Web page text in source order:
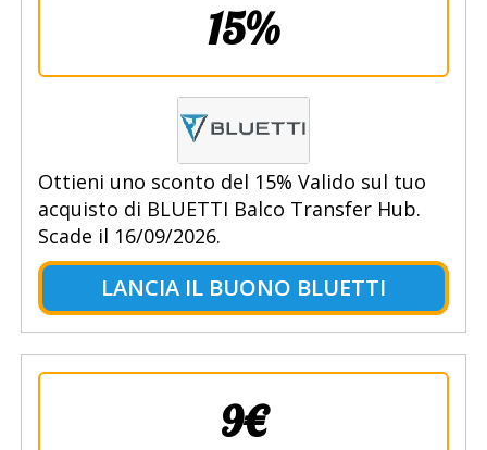
15%
Ottieni uno sconto del 15% Valido sul tuo
acquisto di BLUETTI Balco Transfer Hub.
Scade il 16/09/2026.
LANCIA IL BUONO BLUETTI
9€